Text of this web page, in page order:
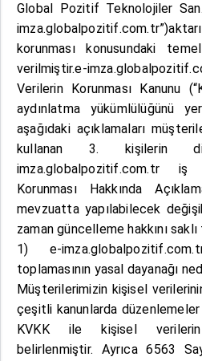
Global Pozitif Teknolojiler
korunması konusundaki
verilmiştir.e-
Verilerin Korunması Kanunu
aydınlatma yükümlülüğünü
aşağıdaki açıklamaları
kullanan 3. kişilerin
imza.globalpozitif.com.tr
Korunması Hakkında
mevzuatta yapılabilecek
zaman güncelleme hakkını
1) e-
toplamasının yasal dayanağı
Müşterilerimizin kişisel
çeşitli kanunlarda
KVKK ile kişisel verilerin
belirlenmiştir. Ayrıca 6563